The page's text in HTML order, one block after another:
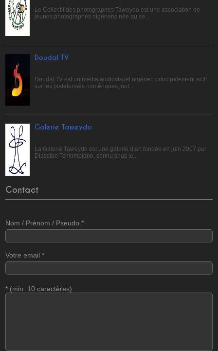
Le Collectif des photographes Taweydo est une association de
jeunes photographes nigériens née au se...
Doudal TV
Doudal TV est un média audiovisuel nigérien principalement actif
sur les plateformes numériques, not...
Galerie Taweydo
La Galerie Taweydo est une galerie d’art fondée en juin 2007 par
Diassibo Tchiombiano, connu sous le...
Contact
Nom / Prénom / Pseudo*
Votre email*
* (min. 10 caractères)